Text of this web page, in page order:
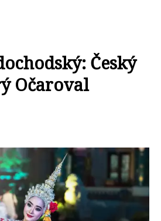
Český
Očaroval